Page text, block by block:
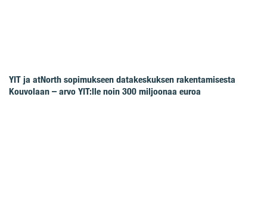
YIT ja atNorth sopimukseen datakeskuksen rakentamisesta
Kouvolaan – arvo YIT:lle noin 300 miljoonaa euroa